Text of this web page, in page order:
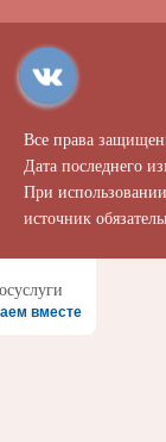
Все права
Дата последнего
При
источник
вместе